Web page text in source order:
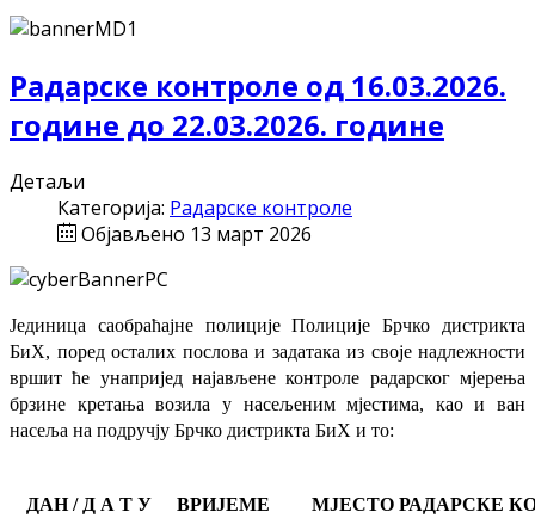
Радарске контроле од 16.03.2026.
године до 22.03.2026. године
Детаљи
Категорија: Радарске контроле
Објављено 13 март 2026
Јединица саобраћајне полиције Полиције Брчко дистрикта
БиХ, поред осталих послова и задатака из своје надлежности
вршит ће унапријед најављене контроле радарског мјерења
брзине кретања возила у насељеним мјестима, као и ван
насеља на подручју Брчко дистрикта БиХ и то:
ДАН / Д А Т У
ВРИЈЕМЕ МЈЕСТО РАДАРСКЕ